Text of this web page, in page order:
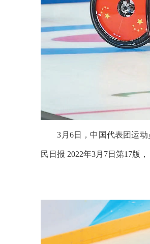
3月6日，中国代表团运动
民日报 2022年3月7日第17版，